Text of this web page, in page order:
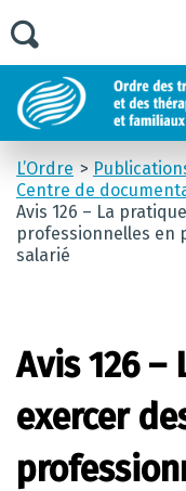
L’Ordre
Centre de
Avis 126 – La
professionnelles en
salarié
Avis 126
exercer